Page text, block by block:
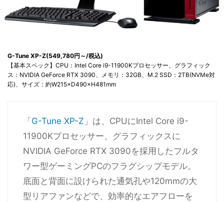
G-Tune XP-Z(549,780円～/税込)
【基本スペック】CPU：Intel Core i9-11900Kプロセッサー、グラフィック
ス：NVIDIA GeForce RTX 3090、メモリ：32GB、M.2 SSD：2TB(NVMe対
応)、サイズ：約W215×D490×H481mm
「 G-Tune XP-Z 」は、CPUにIntel Core i9-
11900Kプロセッサー、グラフィックスに
NVIDIA GeForce RTX 3090を採用したフルタ
ワー型ゲーミングPCのフラグシップモデル。
底面と背面に設けられた通気孔や120mmの大
型リアファンなどで、効率的なエアフローを